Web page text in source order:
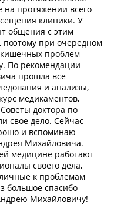
протяжении всего
клиники. У
общения с этим
поэтому при очередном
проблем
По рекомендации
прошла все
и анализы,
медикаментов,
доктора по
свое дело. Сейчас
и вспоминаю
Михайловича.
медицине работают
своего дела,
к проблемам
большое спасибо
Михайловичу!